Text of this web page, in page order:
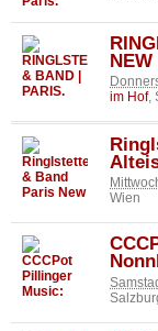
NEW
im Hof,
Wien